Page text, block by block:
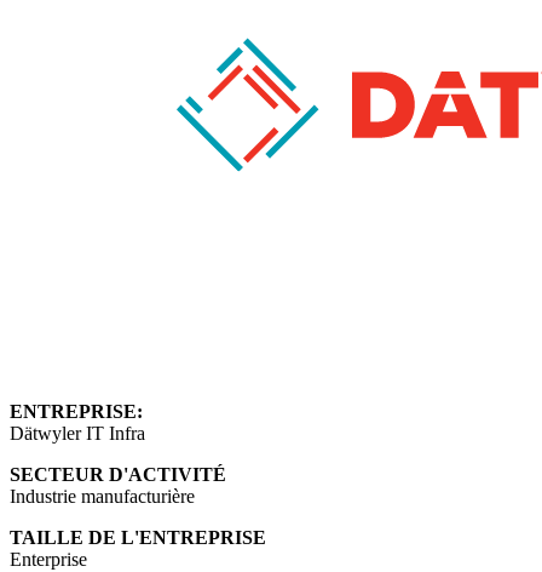
ENTREPRISE:
Dätwyler IT Infra
SECTEUR D'ACTIVITÉ
Industrie manufacturière
TAILLE DE L'ENTREPRISE
Enterprise